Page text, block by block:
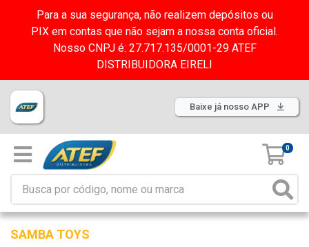
Para a sua segurança, não realizem depósitos ou
PIX em contas que não sejam a nossa conta oficial.
Nosso CNPJ é: 27.717.135/0001-29 ATEF
DISTRIBUIDORA EIRELI
Baixe já nosso APP
0
SAMBA TOYS